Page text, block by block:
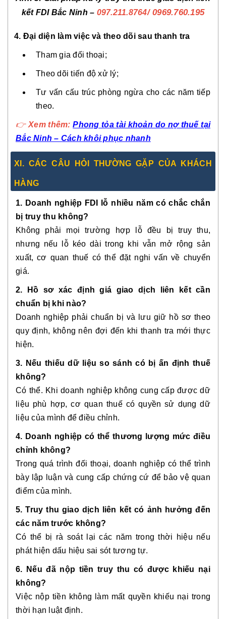
kết FDI Bắc Ninh – 097.211.8764/ 0969.760.195
4. Đại diện làm việc và theo dõi sau thanh tra
Tham gia đối thoại;
Theo dõi tiến độ xử lý;
Tư vấn cấu trúc phòng ngừa cho các năm tiếp
theo.
👉Xem thêm:Phong tỏa tài khoản do nợ thuế tại
Bắc Ninh – Cách khôi phục nhanh
XI. CÁC CÂU HỎI THƯỜNG GẶP CỦA KHÁCH
HÀNG
1. Doanh nghiệp FDI lỗ nhiều năm có chắc chắn
bị truy thu không?
Không phải mọi trường hợp lỗ đều bị truy thu,
nhưng nếu lỗ kéo dài trong khi vẫn mở rộng sản
xuất, cơ quan thuế có thể đặt nghi vấn về chuyển
giá.
2. Hồ sơ xác định giá giao dịch liên kết cần
chuẩn bị khi nào?
Doanh nghiệp phải chuẩn bị và lưu giữ hồ sơ theo
quy định, không nên đợi đến khi thanh tra mới thực
hiện.
3. Nếu thiếu dữ liệu so sánh có bị ấn định thuế
không?
Có thể. Khi doanh nghiệp không cung cấp được dữ
liệu phù hợp, cơ quan thuế có quyền sử dụng dữ
liệu của mình để điều chỉnh.
4. Doanh nghiệp có thể thương lượng mức điều
chỉnh không?
Trong quá trình đối thoại, doanh nghiệp có thể trình
bày lập luận và cung cấp chứng cứ để bảo vệ quan
điểm của mình.
5. Truy thu giao dịch liên kết có ảnh hưởng đến
các năm trước không?
Có thể bị rà soát lại các năm trong thời hiệu nếu
phát hiện dấu hiệu sai sót tương tự.
6. Nếu đã nộp tiền truy thu có được khiếu nại
không?
Việc nộp tiền không làm mất quyền khiếu nại trong
thời hạn luật định.